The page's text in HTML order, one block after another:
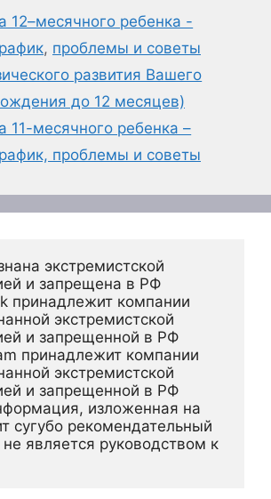
12–месячного ребенка -
, проблемы и советы
развития Вашего
до 12 месяцев)
11-месячного ребенка –
проблемы и советы
экстремистской
и запрещена в РФ
принадлежит компании
экстремистской
и запрещенной в РФ
принадлежит компании
экстремистской
и запрещенной в РФ
изложенная на
сугубо рекомендательный
не является руководством к